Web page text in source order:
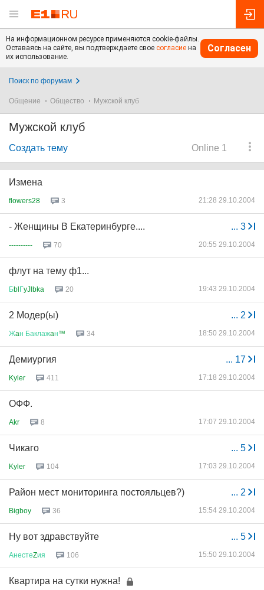
На информационном ресурсе применяются cookie-файлы.
Оставаясь на сайте, вы подтверждаете свое согласие на
их использование.
Согласен
Поиск по форумам
Общение Общество Мужской клуб
Мужской клуб
Online 1
Создать тему
Измена
flowers28 3 21:28 29.10.2004
... 3
- Женщины В Екатеринбурге....
---------- 70 20:55 29.10.2004
флут на тему ф1...
БblГyJlbka 20 19:43 29.10.2004
... 2
2 Модер(ы)
Жaн Баклажaн™ 34 18:50 29.10.2004
... 17
Демиургия
Kyler 411 17:18 29.10.2004
ОФФ.
Akr 8 17:07 29.10.2004
... 5
Чикаго
Kyler 104 17:03 29.10.2004
... 2
Район мест мониторинга постояльцев?)
Bigboy 36 15:54 29.10.2004
... 5
Ну вот здравствуйте
АнестеZия 106 15:50 29.10.2004
Квартира на сутки нужна!